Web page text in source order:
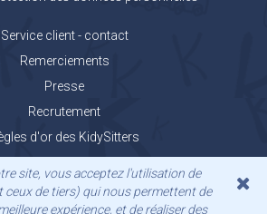
Service client - contact
Remerciements
Presse
Recrutement
d'or des KidySitters
site, vous acceptez l'utilisation de
ceux de tiers) qui nous permettent de
expérience, et de réaliser des